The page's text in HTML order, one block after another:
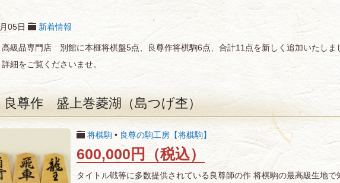
05日 新着情報
級品専門店 別館に本榧将棋盤5点、良尊作将棋駒6点、合計11点を新しく追加いたしま
細をご覧くださいませ。
尊作 盛上巻菱湖（島つげ杢）
将棋駒 • 良尊の駒工房【将棋駒】
600,000円（税込）
タイトル戦等に多数提供されている良尊師の作 将棋駒の最高級生地で